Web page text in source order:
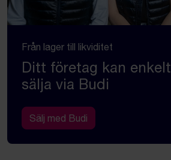
Från lager till likviditet
Ditt företag kan enkelt
sälja via Budi
Sälj med Budi